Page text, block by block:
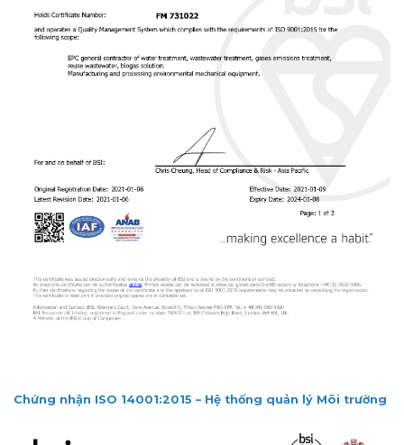
Chứng nhận ISO 14001:2015 – Hệ thống quản lý Môi trường